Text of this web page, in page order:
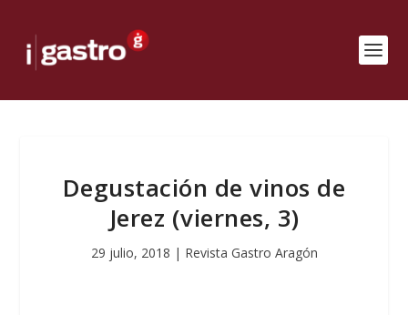
Degustación de vinos de
Jerez (viernes, 3)
29 julio, 2018 | Revista Gastro Aragón